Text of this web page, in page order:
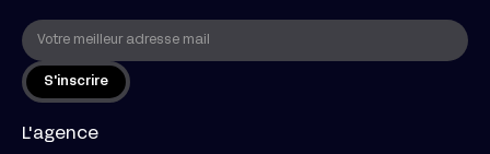
L'agence